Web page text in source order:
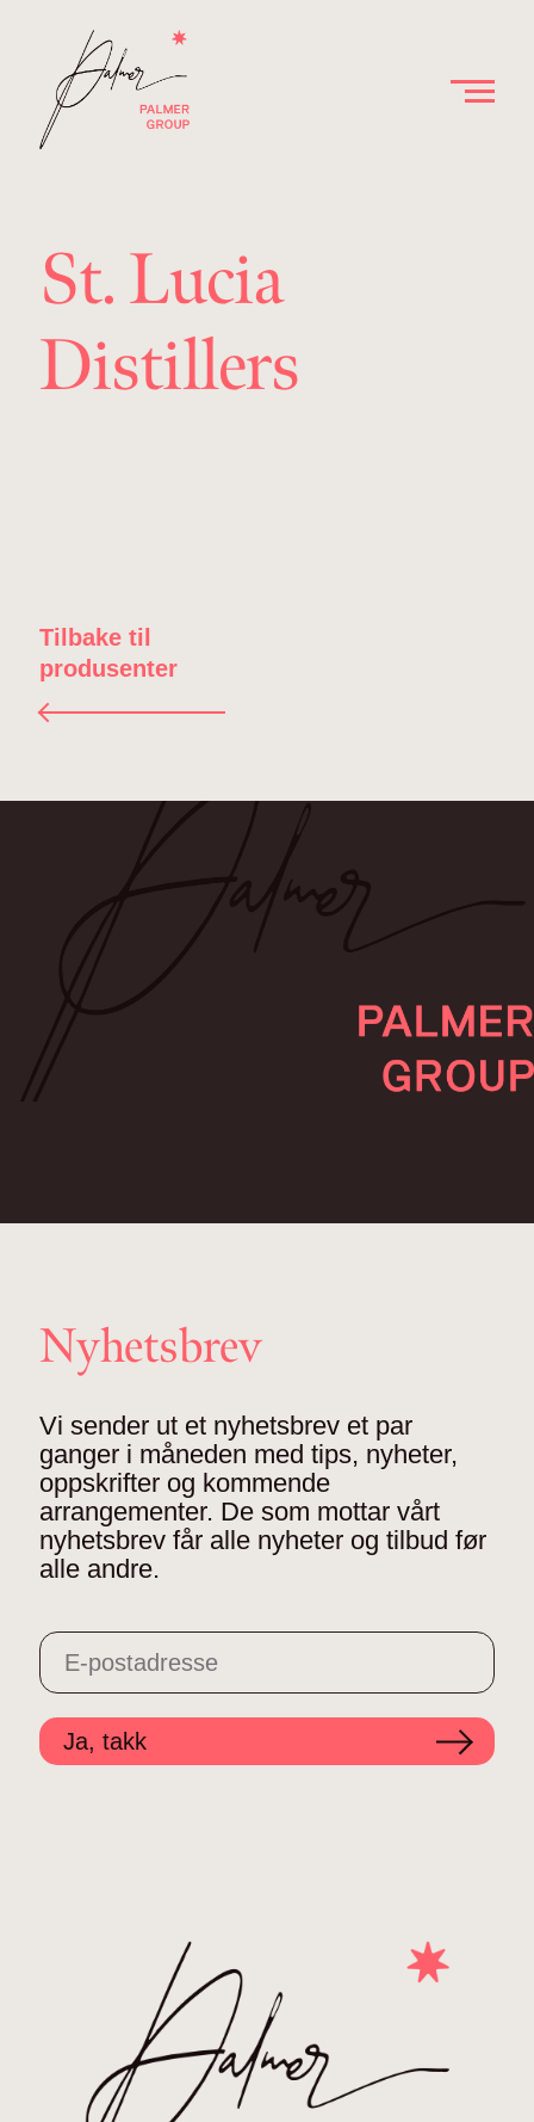
St. Lucia
Distillers
Tilbake til
produsenter
Nyhetsbrev
Vi sender ut et nyhetsbrev et par
ganger i måneden med tips, nyheter,
oppskrifter og kommende
arrangementer. De som mottar vårt
nyhetsbrev får alle nyheter og tilbud før
alle andre.
Ja, takk